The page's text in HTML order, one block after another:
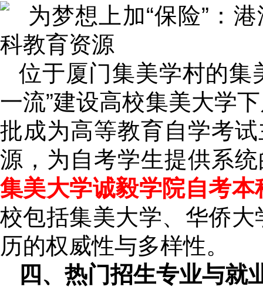
位于厦门集美学村的集
一流”建设高校集美大学
批成为高等教育自学考
源，为自考学生提供系
集美大学诚毅学院自考本
校包括集美大学、华侨
历的权威性与多样性。
四、热门招生专业与就